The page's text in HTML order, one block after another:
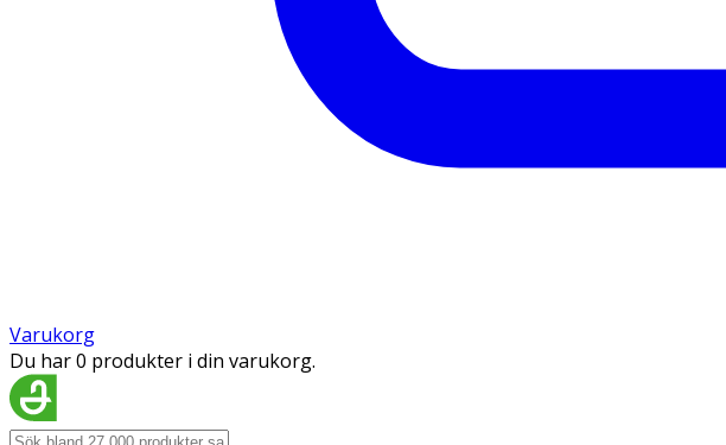
Varukorg
Du har 0 produkter i din varukorg.